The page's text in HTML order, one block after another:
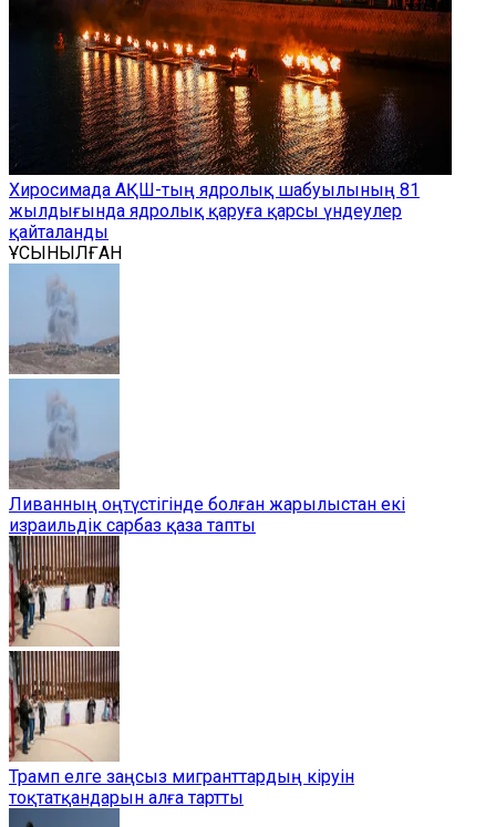
Хиросимада АҚШ-тың ядролық шабуылының 81
жылдығында ядролық қаруға қарсы үндеулер
қайталанды
ҰСЫНЫЛҒАН
Ливанның оңтүстігінде болған жарылыстан екі
израильдік сарбаз қаза тапты
Трамп елге заңсыз мигранттардың кіруін
тоқтатқандарын алға тартты